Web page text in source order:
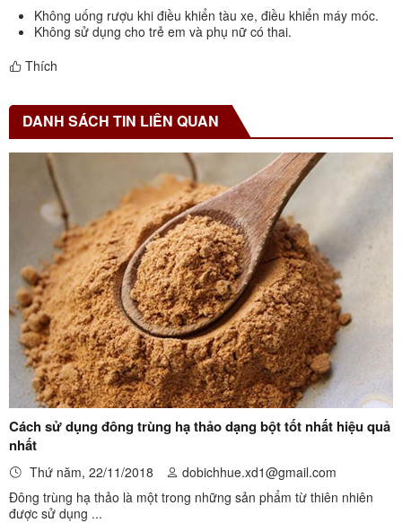
Không uống rượu khi điều khiển tàu xe, điều khiển máy móc.
Không sử dụng cho trẻ em và phụ nữ có thai.
Thích
DANH SÁCH TIN LIÊN QUAN
Cách sử dụng đông trùng hạ thảo dạng bột tốt nhất hiệu quả
nhất
Thứ năm, 22/11/2018
dobichhue.xd1@gmail.com
Đông trùng hạ thảo là một trong những sản phẩm từ thiên nhiên
được sử dụng ...